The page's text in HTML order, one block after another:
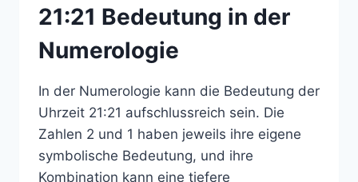
21:21 Bedeutung in der
Numerologie
In der Numerologie kann die Bedeutung der
Uhrzeit 21:21 aufschlussreich sein. Die
Zahlen 2 und 1 haben jeweils ihre eigene
symbolische Bedeutung, und ihre
Kombination kann eine tiefere